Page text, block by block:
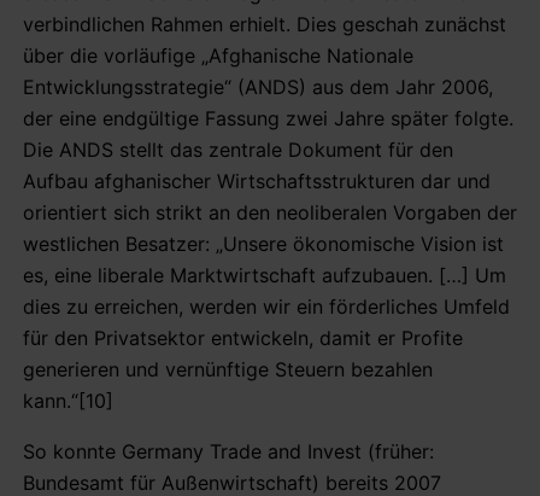
verbindlichen Rahmen erhielt. Dies geschah zunächst
über die vorläufige „Afghanische Nationale
Entwicklungsstrategie“ (ANDS) aus dem Jahr 2006,
der eine endgültige Fassung zwei Jahre später folgte.
Die ANDS stellt das zentrale Dokument für den
Aufbau afghanischer Wirtschaftsstrukturen dar und
orientiert sich strikt an den neoliberalen Vorgaben der
westlichen Besatzer: „Unsere ökonomische Vision ist
es, eine liberale Marktwirtschaft aufzubauen. […] Um
dies zu erreichen, werden wir ein förderliches Umfeld
für den Privatsektor entwickeln, damit er Profite
generieren und vernünftige Steuern bezahlen
kann.“[10]
So konnte Germany Trade and Invest (früher:
Bundesamt für Außenwirtschaft) bereits 2007